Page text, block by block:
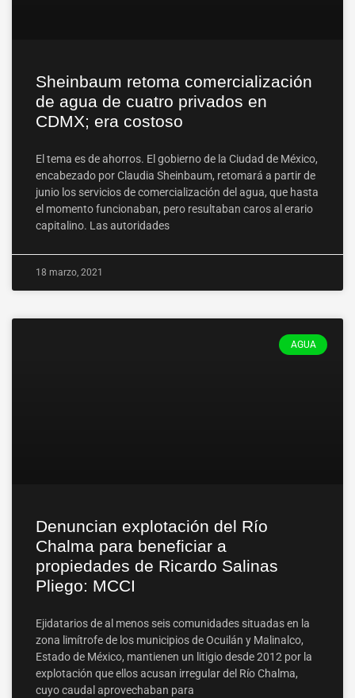
Sheinbaum retoma comercialización
de agua de cuatro privados en
CDMX; era costoso
El tema es de ahorros. El gobierno de la Ciudad de México,
encabezado por Claudia Sheinbaum, retomará a partir de
junio los servicios de comercialización del agua, que hasta
el momento funcionaban, pero resultaban caros al erario
capitalino. Las autoridades
18 marzo, 2021
AGUA
Denuncian explotación del Río
Chalma para beneficiar a
propiedades de Ricardo Salinas
Pliego: MCCI
Ejidatarios de al menos seis comunidades situadas en la
zona limítrofe de los municipios de Ocuilán y Malinalco,
Estado de México, mantienen un litigio desde 2012 por la
explotación que ellos acusan irregular del Río Chalma,
cuyo caudal aprovechaban para